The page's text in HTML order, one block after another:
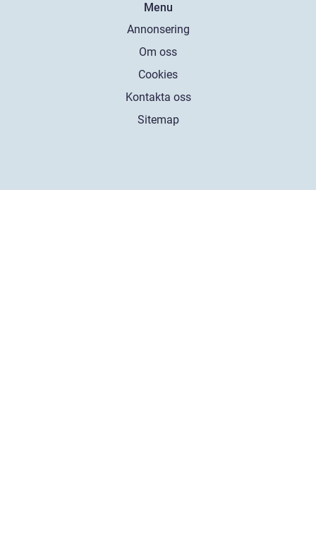
Menu
Annonsering
Om oss
Cookies
Kontakta oss
Sitemap